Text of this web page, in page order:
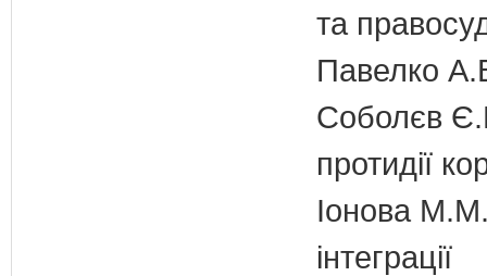
та
Павелко
Соболєв
протидії
Іонова М.М.
інтеграції